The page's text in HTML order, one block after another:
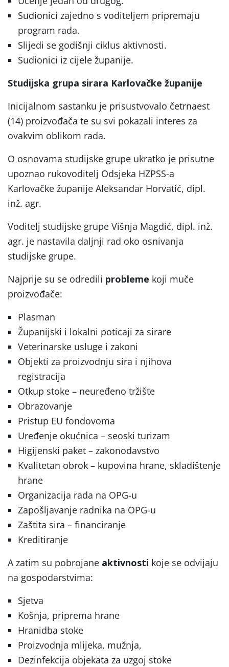
Sudionici zajedno s voditeljem pripremaju
program rada.
Slijedi se godišnji ciklus aktivnosti.
Sudionici iz cijele županije.
Studijska grupa sirara Karlovačke županije
Inicijalnom sastanku je prisustvovalo četrnaest
(14) proizvođača te su svi pokazali interes za
ovakvim oblikom rada.
O osnovama studijske grupe ukratko je prisutne
upoznao rukovoditelj Odsjeka HZPSS-a
Karlovačke županije Aleksandar Horvatić, dipl.
inž. agr.
Voditelj studijske grupe Višnja Magdić, dipl. inž.
agr. je nastavila daljnji rad oko osnivanja
studijske grupe.
Najprije su se odredili probleme koji muče
proizvođače:
Plasman
Županijski i lokalni poticaji za sirare
Veterinarske usluge i zakoni
Objekti za proizvodnju sira i njihova
registracija
Otkup stoke – neuređeno tržište
Obrazovanje
Pristup EU fondovoma
Uređenje okućnica – seoski turizam
Higijenski paket – zakonodavstvo
Kvalitetan obrok – kupovina hrane, skladištenje
hrane
Organizacija rada na OPG-u
Zapošljavanje radnika na OPG-u
Zaštita sira – financiranje
Kreditiranje
A zatim su pobrojane aktivnosti koje se odvijaju
na gospodarstvima:
Sjetva
Košnja, priprema hrane
Hranidba stoke
Proizvodnja mlijeka, mužnja,
Dezinfekcija objekata za uzgoj stoke